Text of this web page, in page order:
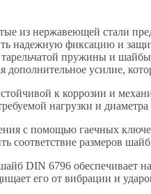
из нержавеющей стали
надежную фиксацию и
тарельчатой пружины и
дополнительное усилие,
к коррозии и
нагрузки и
с помощью гаечных
соответствие размеров
DIN 6796 обеспечивает
его от вибрации и